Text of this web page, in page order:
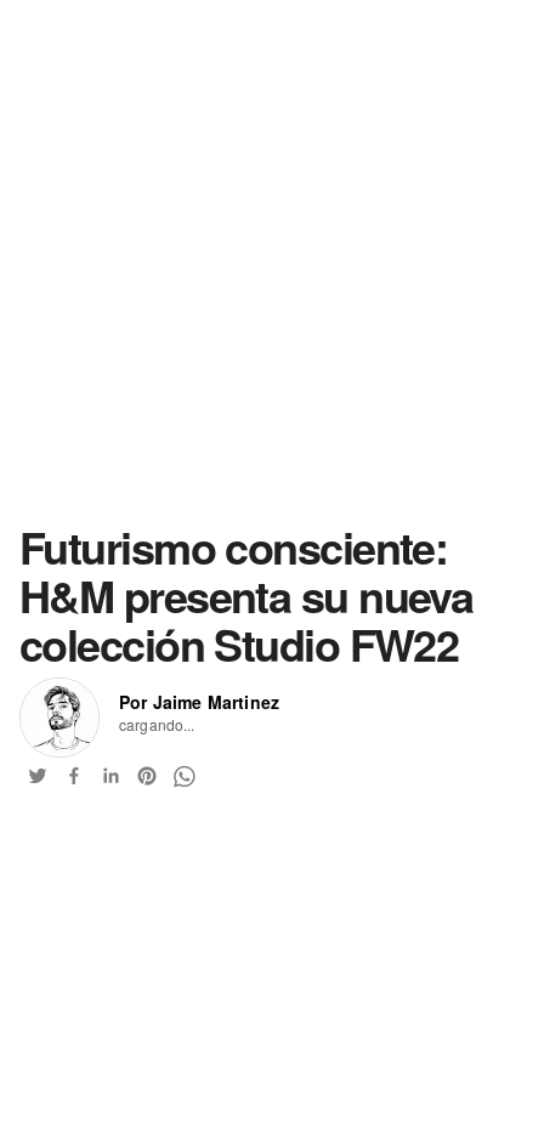
Futurismo consciente:
H&M presenta su nueva
colección Studio FW22
Por Jaime Martinez
cargando...